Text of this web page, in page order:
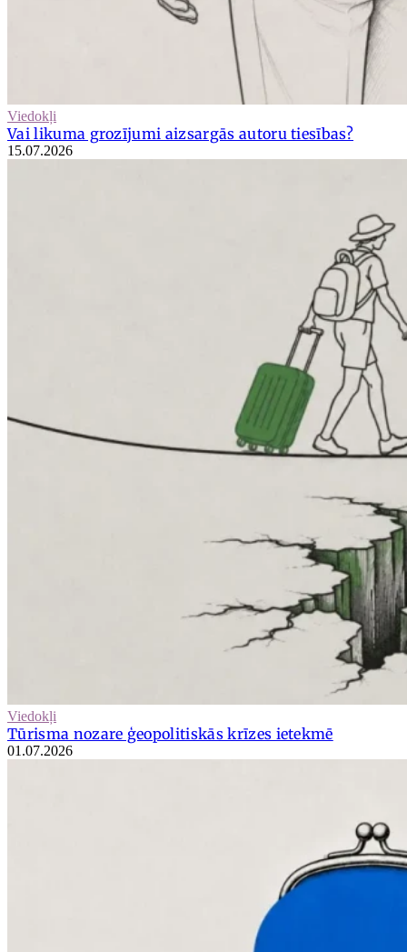
Viedokļi
Vai likuma grozījumi aizsargās autoru tiesības?
15.07.2026
Viedokļi
Tūrisma nozare ģeopolitiskās krīzes ietekmē
01.07.2026